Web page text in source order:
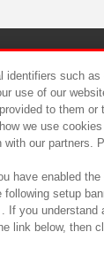
identifiers such
use of our
to them
we use
with our partners.
have enabled
setup
If you
link below, then